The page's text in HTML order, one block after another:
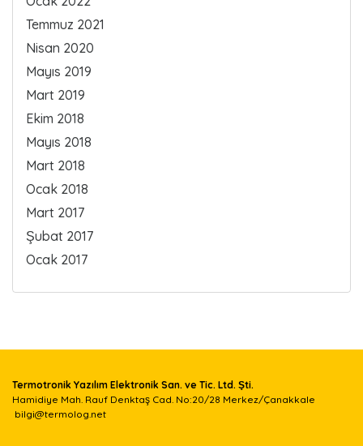
Temmuz 2021
Nisan 2020
Mayıs 2019
Mart 2019
Ekim 2018
Mayıs 2018
Mart 2018
Ocak 2018
Mart 2017
Şubat 2017
Ocak 2017
Termotronik Yazılım Elektronik San. ve Tic. Ltd. Şti.
Hamidiye Mah. Rauf Denktaş Cad. No:20/28 Merkez/Çanakkale
bilgi@termolog.net